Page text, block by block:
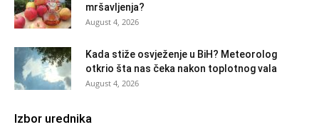
mršavljenja?
August 4, 2026
Kada stiže osvježenje u BiH? Meteorolog
otkrio šta nas čeka nakon toplotnog vala
August 4, 2026
Izbor urednika